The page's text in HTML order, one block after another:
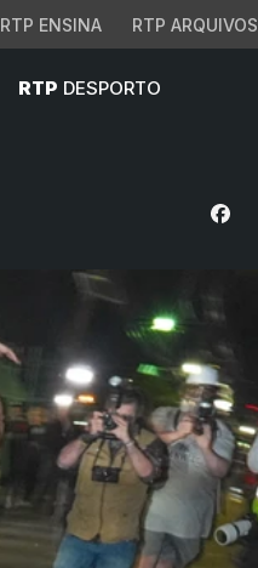
RTP ENSINA RTP ARQUIVOS
RTP DESPORTO